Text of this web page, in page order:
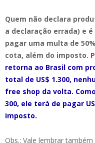
Quem não declara
a declaração errada) e
pagar uma multa de
cota, além do imposto.
retorna ao Brasil com
total de US$ 1.300,
free shop da volta.
300, ele terá de pagar
imposto.
Obs.: Vale lembrar